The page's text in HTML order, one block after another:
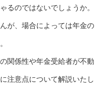
るのではないでしょうか。
が、場合によっては年金の
関係性や年金受給者が不動
注意点について解説いたし